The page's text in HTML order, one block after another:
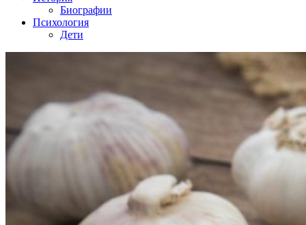
Биографии
Психология
Дети